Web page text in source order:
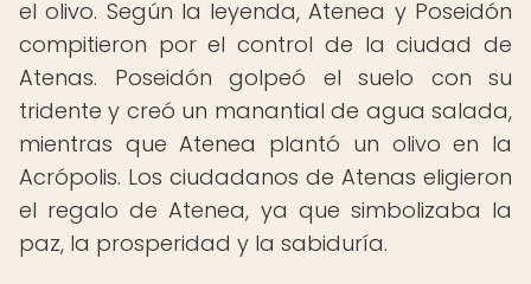
el olivo. Según la leyenda, Atenea y Poseidón
compitieron por el control de la ciudad de
Atenas. Poseidón golpeó el suelo con su
tridente y creó un manantial de agua salada,
mientras que Atenea plantó un olivo en la
Acrópolis. Los ciudadanos de Atenas eligieron
el regalo de Atenea, ya que simbolizaba la
paz, la prosperidad y la sabiduría.